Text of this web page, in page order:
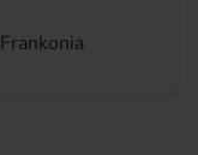
Frankonia